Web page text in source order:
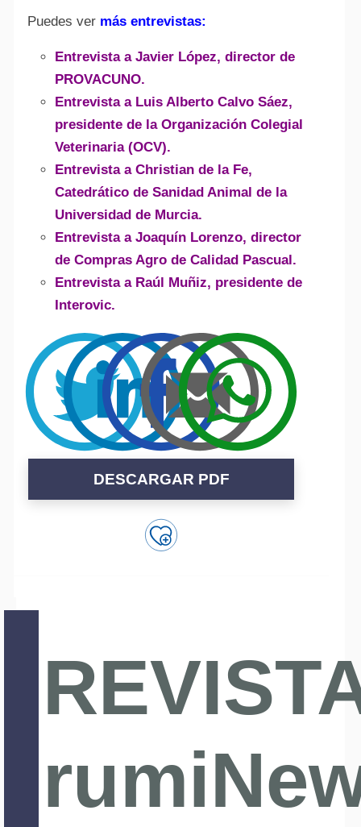
Puedes ver más entrevistas:
Entrevista a Javier López, director de
PROVACUNO.
Entrevista a Luis Alberto Calvo Sáez,
presidente de la Organización Colegial
Veterinaria (OCV).
Entrevista a Christian de la Fe,
Catedrático de Sanidad Animal de la
Universidad de Murcia.
Entrevista a Joaquín Lorenzo, director
de Compras Agro de Calidad Pascual.
Entrevista a Raúl Muñiz, presidente de
Interovic.
DESCARGAR PDF